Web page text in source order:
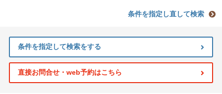
条件を指定し直して検索
条件を指定して検索をする
直接お問合せ・web予約はこちら